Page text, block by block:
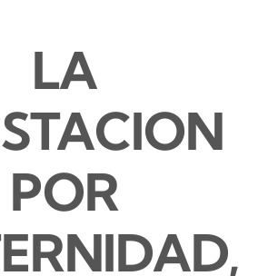
LA
POR